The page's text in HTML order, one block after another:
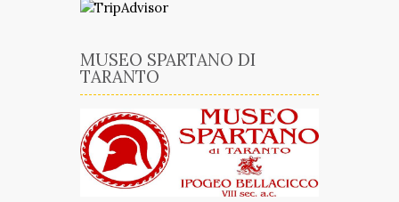
MUSEO SPARTANO DI
TARANTO